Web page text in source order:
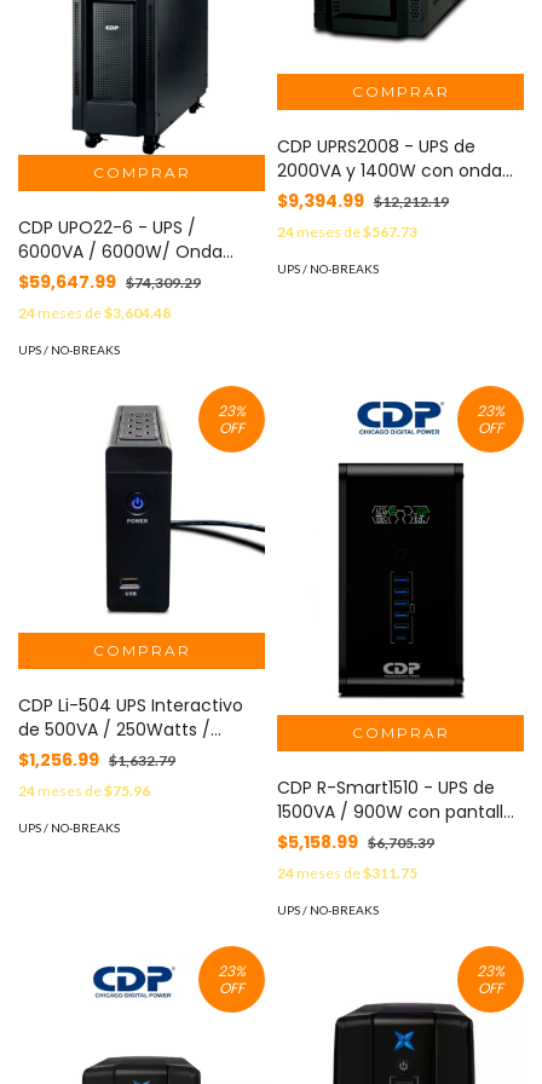
CDP UPO22-6 - UPS /
6000VA / 6000W/ Onda
senoidal pura / Entrada
220VAC / SOBRE PEDIDO /
Requiere servicio de
arranque
$59,647.99 $74,309.29
24meses de$3,604.48
UPS / NO-BREAKS
CDP UPRS2008 - UPS de
2000VA y 1400W con onda
senoidal pura, baterías de
comunicación USB,
disponible sobre pedido
$9,394.99 $12,212.19
24meses de$567.73
UPS / NO-BREAKS
23%
OFF
CDP Li-504 UPS Interactivo
de 500VA / 250Watts /
Entrada 120V / 4 Terminales
de salida / Carga rapida
mediante USB / UPS
Interactivo / Respaldo 5
$1,256.99 $1,632.79
24meses de$75.96
UPS / NO-BREAKS
23%
OFF
CDP R-Smart1510 - UPS de
1500VA / 900W con pantalla
LCD, 10 terminales de salida:
5 con respaldo y AVR, y 5 con
supresión de picos.
$5,158.99 $6,705.39
24meses de$311.75
UPS / NO-BREAKS
23%
OFF
23%
OFF